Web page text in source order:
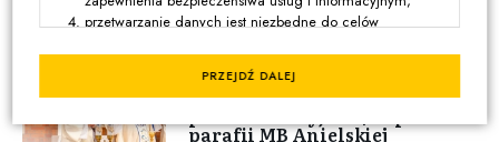
08:03 | 5 SIERPNIA 2026
Bp Wołkowicz: „Potrzebna jest
parafii MB Anielskiej
przetwarzanie danych jest niezbędne do celów
z wyjątkiem sytuacji, w których nadrzędny charakter wobec
wolności osoby, której dane dotyczą, wymagające ochrony
PRZEJDŹ DALEJ